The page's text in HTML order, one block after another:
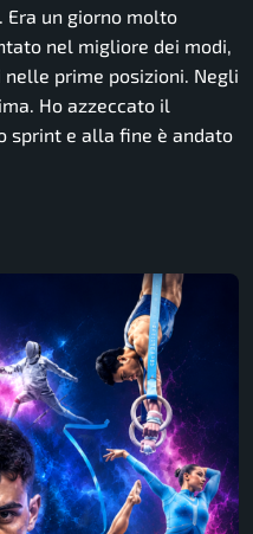
Era un giorno molto
nel migliore dei modi,
prime posizioni. Negli
Ho azzeccato il
sprint e alla fine è andato